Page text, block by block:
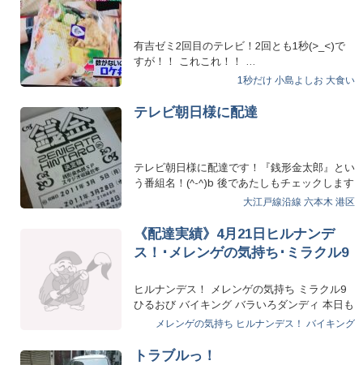
有吉ゼミ2回目のテレビ！2回とも1秒(>_<)で
すが！！ これこれ！！ …
1秒だけ 小島よしお 大食い
テレビ朝日様に配達
テレビ朝日様に配達です！『銭形金太郎』とい
う番組名！(^-^)b 後であたしもチェックします
大江戸線沿線 六本木 港区
《配達実績》4月21日ヒルナンデ
ス！･メレンゲの気持ち･ミラクル9
ヒルナンデス！ メレンゲの気持ち ミラクル9
ひるおび バイキング バラいろダンディ 本日も
たくさ…メレンゲの気持ち ヒルナンデス！ バイキング
トラブルっ！